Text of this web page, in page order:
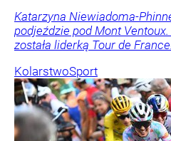
Katarzyna Niewiadoma-
podjeździe pod Mont
została liderką Tour de
KolarstwoSport